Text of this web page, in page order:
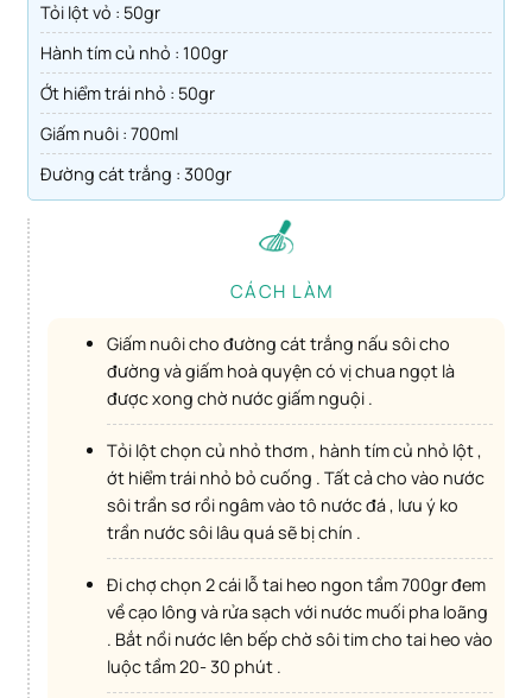
Tỏi lột vỏ : 50gr
Hành tím củ nhỏ : 100gr
Ớt hiểm trái nhỏ : 50gr
Giấm nuôi : 700ml
Đường cát trắng : 300gr
CÁCH LÀM
Giấm nuôi cho đường cát trắng nấu sôi cho
đường và giấm hoà quyện có vị chua ngọt là
được xong chờ nước giấm nguội .
Tỏi lột chọn củ nhỏ thơm , hành tím củ nhỏ lột ,
ớt hiểm trái nhỏ bỏ cuống . Tất cả cho vào nước
sôi trần sơ rồi ngâm vào tô nước đá , lưu ý ko
trần nước sôi lâu quá sẽ bị chín .
Đi chợ chọn 2 cái lỗ tai heo ngon tầm 700gr đem
về cạo lông và rửa sạch với nước muối pha loãng
. Bắt nồi nước lên bếp chờ sôi tim cho tai heo vào
luộc tầm 20- 30 phút .